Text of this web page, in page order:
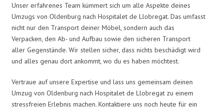
Unser erfahrenes Team kümmert sich um alle Aspekte deines
Umzugs von Oldenburg nach Hospitalet de Llobregat. Das umfasst
nicht nur den Transport deiner Möbel, sondern auch das
Verpacken, den Ab- und Aufbau sowie den sicheren Transport
aller Gegenstände. Wir stellen sicher, dass nichts beschädigt wird
und alles genau dort ankommt, wo du es haben möchtest.
Vertraue auf unsere Expertise und lass uns gemeinsam deinen
Umzug von Oldenburg nach Hospitalet de Llobregat zu einem
stressfreien Erlebnis machen. Kontaktiere uns noch heute für ein